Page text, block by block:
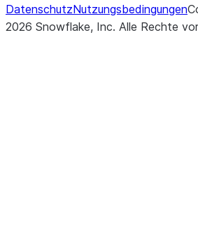
DatenschutzNutzungsbedingungen
2026 Snowflake, Inc. Alle Rechte